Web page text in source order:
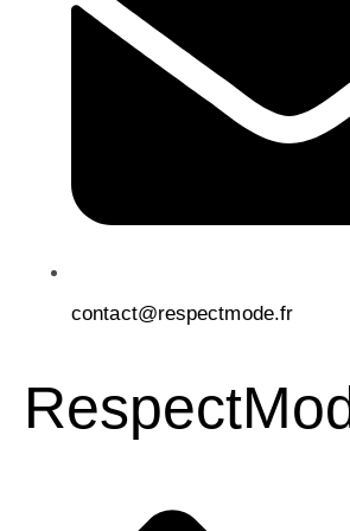
contact@respectmode.fr